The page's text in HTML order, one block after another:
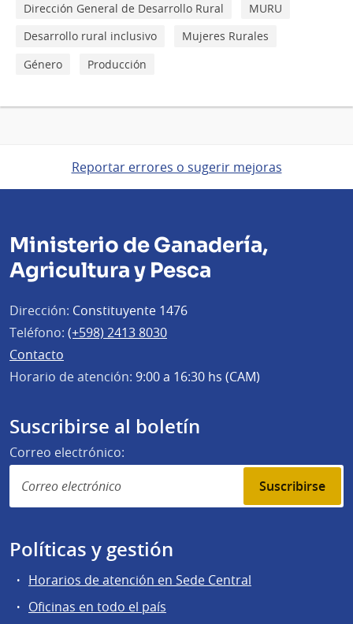
Dirección General de Desarrollo Rural
MURU
Desarrollo rural inclusivo
Mujeres Rurales
Género
Producción
Reportar errores o sugerir mejoras
Ministerio de Ganadería,
Agricultura y Pesca
Dirección: Constituyente 1476
Teléfono: (+598) 2413 8030
Contacto
Horario de atención: 9:00 a 16:30 hs (CAM)
Suscribirse al boletín
Correo electrónico:
Suscribirse
Políticas y gestión
Horarios de atención en Sede Central
Oficinas en todo el país